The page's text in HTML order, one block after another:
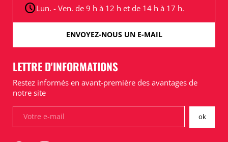
scheduleLun. - Ven. de 9 h à 12 h et de 14 h à 17 h.
ENVOYEZ-NOUS UN E-MAIL
LETTRE D'INFORMATIONS
Restez informés en avant-première des avantages de
notre site